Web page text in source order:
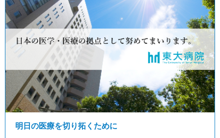
明日の医療を切り拓くために